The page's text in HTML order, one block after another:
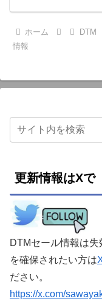
ホーム
DTM
情報
更新情報はXで
DTMセール情報は
を確保されたい方は
ださい。
https://x.com/